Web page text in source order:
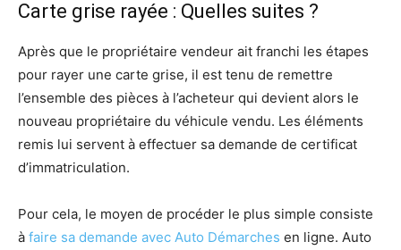
Carte grise rayée : Quelles suites ?
Après que le propriétaire vendeur ait franchi les étapes
pour rayer une carte grise, il est tenu de remettre
l’ensemble des pièces à l’acheteur qui devient alors le
nouveau propriétaire du véhicule vendu. Les éléments
remis lui servent à effectuer sa demande de certificat
d’immatriculation.
Pour cela, le moyen de procéder le plus simple consiste
à faire sa demande avec Auto Démarches en ligne. Auto